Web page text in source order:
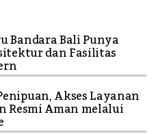
Bandara Bali Punya
dan Fasilitas
Akses Layanan
Resmi Aman melalui